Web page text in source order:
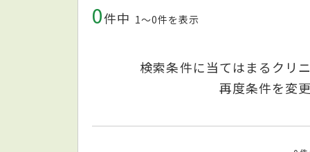
0件中 1〜0件を表示
検索条件に当てはまるクリ
再度条件を変